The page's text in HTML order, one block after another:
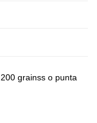
grainss o punta